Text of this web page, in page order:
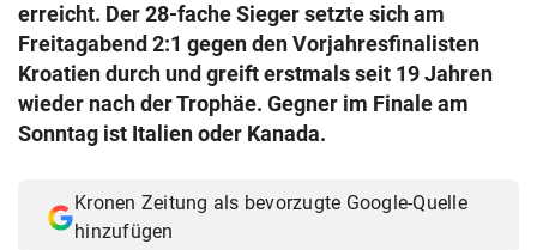
© Krone Multimedia GmbH & Co KG 2026
Muthgasse 2, 1190 Wien
erreicht. Der 28-fache Sieger setzte sich am
Freitagabend 2:1 gegen den Vorjahresfinalisten
Kroatien durch und greift erstmals seit 19 Jahren
wieder nach der Trophäe. Gegner im Finale am
Sonntag ist Italien oder Kanada.
Kronen Zeitung als bevorzugte Google-Quelle
hinzufügen